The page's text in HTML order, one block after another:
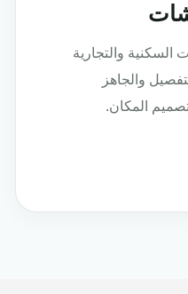
والتجارية
والجاهز
المكان.